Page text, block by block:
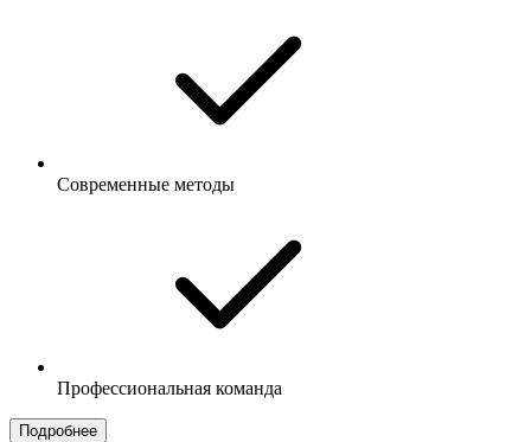
Современные методы
Профессиональная команда
Подробнее